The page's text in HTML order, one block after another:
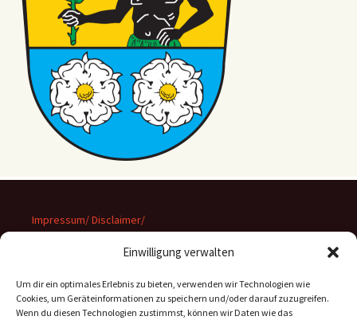
Einwilligung verwalten
Um dir ein optimales Erlebnis zu bieten, verwenden wir Technologien wie
Cookies, um Geräteinformationen zu speichern und/oder darauf zuzugreifen.
Wenn du diesen Technologien zustimmst, können wir Daten wie das
Impressum/ Disclaimer/
Datenschutz